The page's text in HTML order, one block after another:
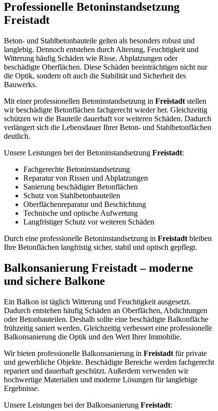
Professionelle Betoninstandsetzung
Freistadt
Beton- und Stahlbetonbauteile gelten als besonders robust und
langlebig. Dennoch entstehen durch Alterung, Feuchtigkeit und
Witterung häufig Schäden wie Risse, Abplatzungen oder
beschädigte Oberflächen. Diese Schäden beeinträchtigen nicht nur
die Optik, sondern oft auch die Stabilität und Sicherheit des
Bauwerks.
Mit einer professionellen Betoninstandsetzung in Freistadt stellen
wir beschädigte Betonflächen fachgerecht wieder her. Gleichzeitig
schützen wir die Bauteile dauerhaft vor weiteren Schäden. Dadurch
verlängert sich die Lebensdauer Ihrer Beton- und Stahlbetonflächen
deutlich.
Unsere Leistungen bei der Betoninstandsetzung Freistadt:
Fachgerechte Betoninstandsetzung
Reparatur von Rissen und Abplatzungen
Sanierung beschädigter Betonflächen
Schutz von Stahlbetonbauteilen
Oberflächenreparatur und Beschichtung
Technische und optische Aufwertung
Langfristiger Schutz vor weiteren Schäden
Durch eine professionelle Betoninstandsetzung in Freistadt bleiben
Ihre Betonflächen langfristig sicher, stabil und optisch gepflegt.
Balkonsanierung Freistadt – moderne
und sichere Balkone
Ein Balkon ist täglich Witterung und Feuchtigkeit ausgesetzt.
Dadurch entstehen häufig Schäden an Oberflächen, Abdichtungen
oder Betonbauteilen. Deshalb sollte eine beschädigte Balkonfläche
frühzeitig saniert werden. Gleichzeitig verbessert eine professionelle
Balkonsanierung die Optik und den Wert Ihrer Immobilie.
Wir bieten professionelle Balkonsanierung in Freistadt für private
und gewerbliche Objekte. Beschädigte Bereiche werden fachgerecht
repariert und dauerhaft geschützt. Außerdem verwenden wir
hochwertige Materialien und moderne Lösungen für langlebige
Ergebnisse.
Unsere Leistungen bei der Balkonsanierung Freistadt: